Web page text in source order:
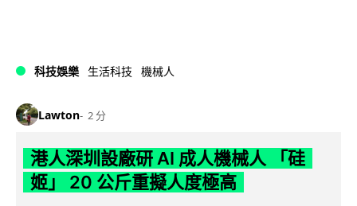
科技娛樂 生活科技 機械人
Lawton 2 分
港人深圳設廠研 AI 成人機械人 「硅
姬」 20 公斤重擬人度極高